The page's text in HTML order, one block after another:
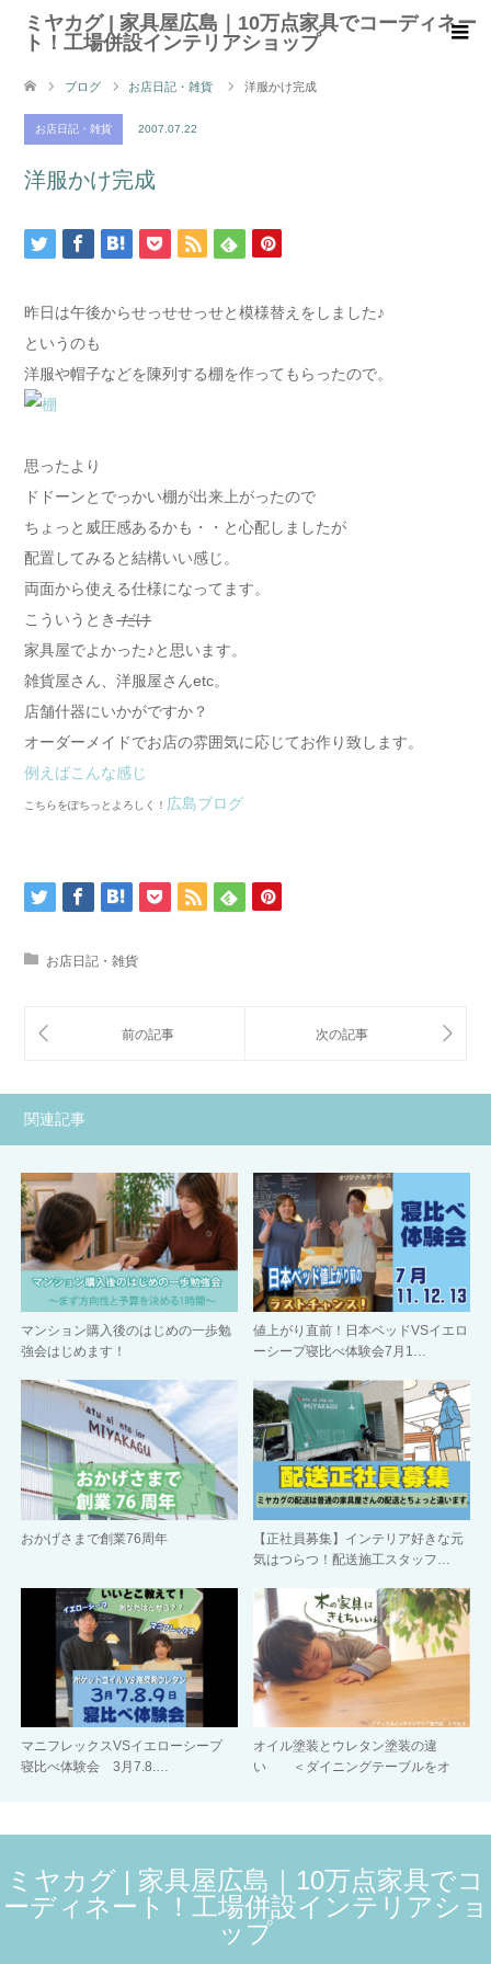
ミヤカグ | 家具屋広島｜10万点家具でコーディネー
ト！工場併設インテリアショップ
ブログ お店日記・雑貨 洋服かけ完成
お店日記・雑貨 2007.07.22
洋服かけ完成
昨日は午後からせっせせっせと模様替えをしました♪
というのも
洋服や帽子などを陳列する棚を作ってもらったので。
思ったより
ドドーンとでっかい棚が出来上がったので
ちょっと威圧感あるかも・・と心配しましたが
配置してみると結構いい感じ。
両面から使える仕様になってます。
こういうときだけ
家具屋でよかった♪と思います。
雑貨屋さん、洋服屋さんetc。
店舗什器にいかがですか？
オーダーメイドでお店の雰囲気に応じてお作り致します。
例えばこんな感じ
こちらをぽちっとよろしく！ 広島ブログ
お店日記・雑貨
関連記事
マンション購入後のはじめの一歩勉
強会はじめます！
値上がり直前！日本ベッドVSイエロ
ーシープ寝比べ体験会7月1…
おかげさまで創業76周年
【正社員募集】インテリア好きな元
気はつらつ！配送施工スタッフ…
マニフレックスVSイエローシープ
寝比べ体験会 3月7.8.…
オイル塗装とウレタン塗装の違
い ＜ダイニングテーブルをオ
ミヤカグ | 家具屋広島｜10万点家具でコ
ーディネート！工場併設インテリアショ
ップ